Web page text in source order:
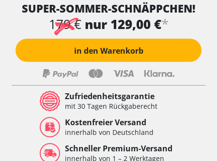
SUPER-SOMMER-SCHNÄPPCHEN!
179 € nur 129,00 €*
in den Warenkorb
Zufriedenheitsgarantie
mit 30 Tagen Rückgaberecht
Kostenfreier Versand
innerhalb von Deutschland
Schneller Premium-Versand
innerhalb von 1 – 2 Werktagen